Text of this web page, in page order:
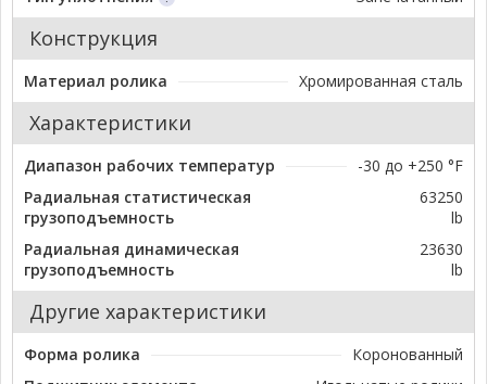
Конструкция
Материал ролика Хромированная сталь
Характеристики
Диапазон рабочих температур
-30 до +250 °F
Радиальная статистическая
грузоподъемность
63250
lb
Радиальная динамическая
грузоподъемность
23630
lb
Другие характеристики
Форма ролика
Коронованный